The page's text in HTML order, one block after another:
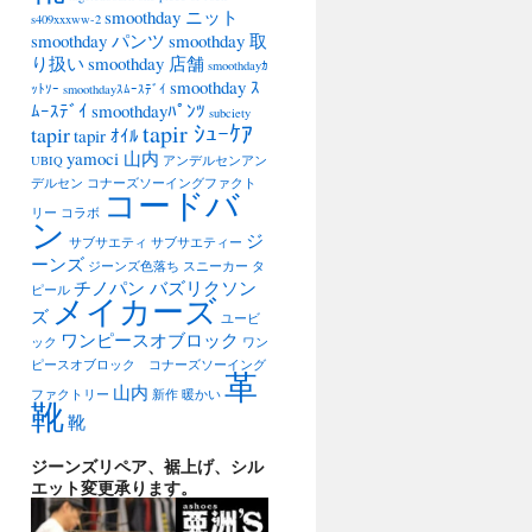
s409xxxww-2 smoothday ニット
smoothday パンツ smoothday 取
り扱い smoothday 店舗 smoothdayｶ
ｯﾄｿｰ smoothdayｽﾑｰｽﾃﾞｲ smoothday ｽ
ﾑｰｽﾃﾞｲ smoothdayﾊﾟﾝﾂ subciety
tapirtapir ｵｲﾙ tapir ｼｭｰｹｱ
UBIQ yamoci 山内 アンデルセンアン
デルセン コナーズソーイングファクト
リー コラボ コードバ
ン サブサエティ サブサエティー ジ
ーンズ ジーンズ色落ち スニーカー タ
ピール チノパン バズリクソン
ズ メイカーズ ユービ
ック ワンピースオブロック ワン
ピースオブロック コナーズソーイング
ファクトリー 山内 新作 暖かい 革
靴靴
ジーンズリペア、裾上げ、シル
エット変更承ります。